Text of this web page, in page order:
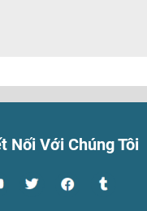
Nối Với Chúng Tôi